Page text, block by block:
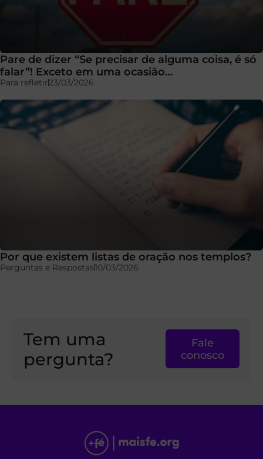
Pare de dizer “Se precisar de alguma coisa, é só
falar”! Exceto em uma ocasião…
Para refletir23/03/2026
Por que existem listas de oração nos templos?
Perguntas e Respostas10/03/2026
Tem uma
pergunta?
Fale
conosco